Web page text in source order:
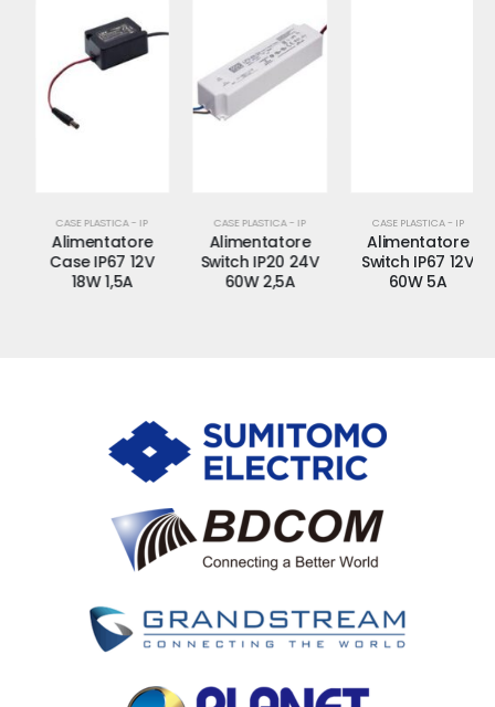
CASE PLASTICA - IP
Alimentatore
Case IP67 12V
18W 1,5A
CASE PLASTICA - IP
Alimentatore
Switch IP20 24V
60W 2,5A
CASE PLASTICA - IP
Alimentatore
Switch IP67 12V
60W 5A